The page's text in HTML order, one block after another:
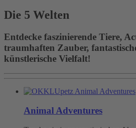
Die 5 Welten
Entdecke faszinierende Tiere,
traumhaften Zauber,
künstlerische Vielfalt!
Animal Adventures